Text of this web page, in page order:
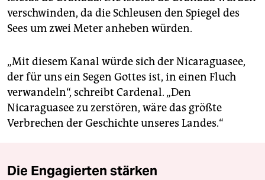
verschwinden, da die Schleusen den Spiegel des
Sees um zwei Meter anheben würden.
„Mit diesem Kanal würde sich der Nicaraguasee,
der für uns ein Segen Gottes ist, in einen Fluch
verwandeln“, schreibt Cardenal. „Den
Nicaraguasee zu zerstören, wäre das größte
Verbrechen der Geschichte unseres Landes.“
Die Engagierten stärken